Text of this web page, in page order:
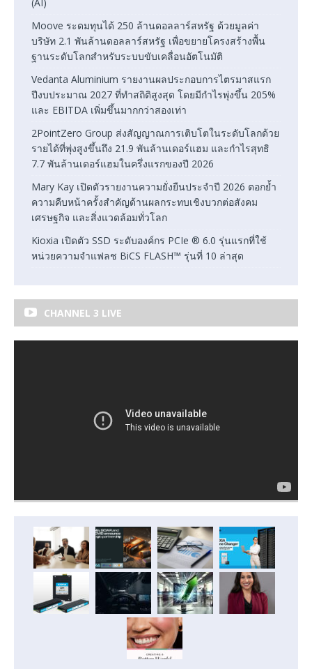
Moove ระดมทุนได้ 250 ล้านดอลลาร์สหรัฐ ด้วยมูลค่า
บริษัท 2.1 พันล้านดอลลาร์สหรัฐ เพื่อขยายโครงสร้างพื้น
ฐานระดับโลกสำหรับระบบขับเคลื่อนอัตโนมัติ
Vedanta Aluminium รายงานผลประกอบการไตรมาสแรก
ปีงบประมาณ 2027 ที่ทำสถิติสูงสุด โดยมีกำไรพุ่งขึ้น 205%
และ EBITDA เพิ่มขึ้นมากกว่าสองเท่า
2PointZero Group ส่งสัญญาณการเติบโตในระดับโลกด้วย
รายได้ที่พุ่งสูงขึ้นถึง 21.9 พันล้านเดอร์แฮม และกำไรสุทธิ
7.7 พันล้านเดอร์แฮมในครึ่งแรกของปี 2026
Mary Kay เปิดตัวรายงานความยั่งยืนประจำปี 2026 ตอกย้ำ
ความคืบหน้าครั้งสำคัญด้านผลกระทบเชิงบวกต่อสังคม
เศรษฐกิจ และสิ่งแวดล้อมทั่วโลก
Kioxia เปิดตัว SSD ระดับองค์กร PCIe ® 6.0 รุ่นแรกที่ใช้
หน่วยความจำแฟลช BiCS FLASH™ รุ่นที่ 10 ล่าสุด
CHANNEL 3 LIVE